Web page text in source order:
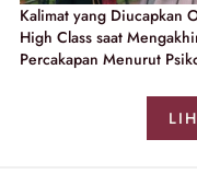
Kalimat yang Diucapkan
High Class saat
Percakapan Menurut